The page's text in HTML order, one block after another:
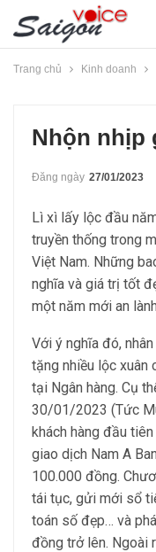
Trang chủ Kinh doanh
Nhộn nhịp
Đăng ngày 27/01/2023
Lì xì lấy lộc đầu
truyền thống trong
Việt Nam. Những
nghĩa và giá trị tốt
một năm mới an
Với ý nghĩa đó,
tặng nhiều lộc xuân
tại Ngân hàng. Cụ
30/01/2023 (Tức
khách hàng đầu
giao dịch Nam A
100.000 đồng.
tái tục, gửi mới sổ
toán số đẹp… và
đồng trở lên. Ngoài